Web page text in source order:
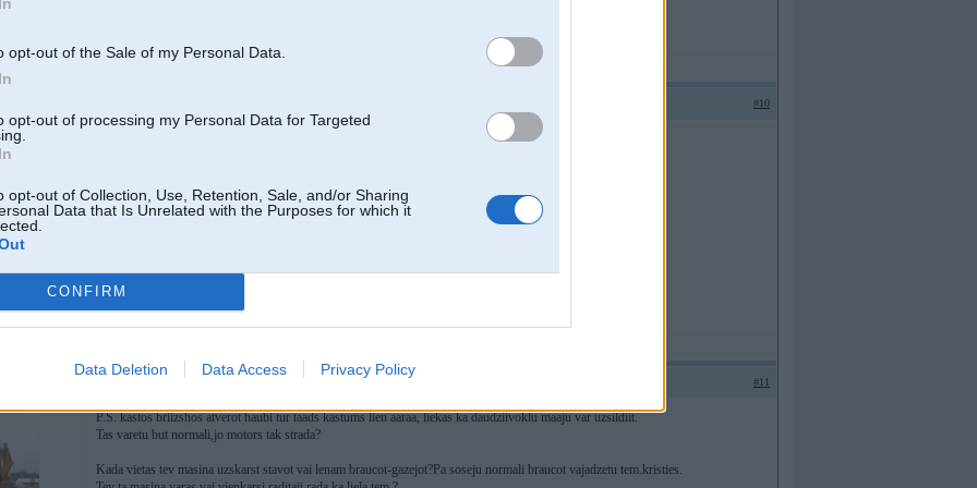
opt-out of the Sale of my Personal Data.
opt-out of processing my Personal Data for Targeted
opt-out of Collection, Use, Retention, Sale, and/or Sharing
Data that Is Unrelated with the Purposes for which it
CONFIRM
Data Deletion Data Access Privacy Policy
#10
Juridiskie pakalpojumi
#11
P.S. kastos briizshos atverot haubi tur taads kastums lien aaraa, liekas ka daudziivoklu maaju var uzsildiit.
Tas varetu but normali,jo motors tak strada?
Kada vietas tev masina uzskarst stavot vai lenam braucot-gazejot?Pa soseju normali braucot vajadzetu tem.kristies.